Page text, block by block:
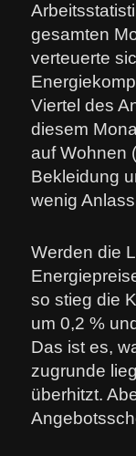
gesamten
verteuerte
Viertel des
diesem
auf Wohnen
Bekleidung
wenig
Werden die
so stieg die
um 0,2 %
Das ist es,
zugrunde
überhitzt.